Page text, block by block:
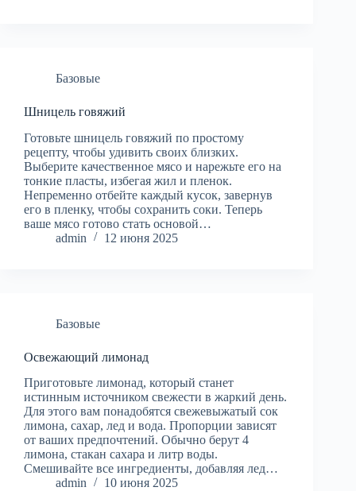
Базовые
Шницель говяжий
Готовьте шницель говяжий по простому
рецепту, чтобы удивить своих близких.
Выберите качественное мясо и нарежьте его на
тонкие пласты, избегая жил и пленок.
Непременно отбейте каждый кусок, завернув
его в пленку, чтобы сохранить соки. Теперь
ваше мясо готово стать основой…
admin
12 июня 2025
Базовые
Освежающий лимонад
Приготовьте лимонад, который станет
истинным источником свежести в жаркий день.
Для этого вам понадобятся свежевыжатый сок
лимона, сахар, лед и вода. Пропорции зависят
от ваших предпочтений. Обычно берут 4
лимона, стакан сахара и литр воды.
Смешивайте все ингредиенты, добавляя лед…
admin
10 июня 2025